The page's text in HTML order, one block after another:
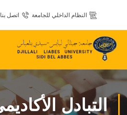
النظام الداخلي للجامعة اتصل بنا
التبادل